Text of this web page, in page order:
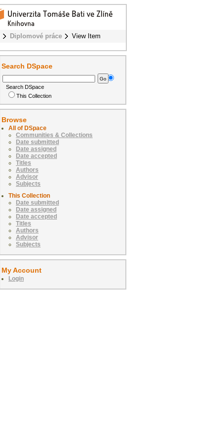
Diplomové práce View Item
Search DSpace
Search DSpace
This Collection
Browse
All of DSpace
Communities & Collections
Date submitted
Date assigned
Date accepted
Titles
Authors
Advisor
Subjects
This Collection
Date submitted
Date assigned
Date accepted
Titles
Authors
Advisor
Subjects
My Account
Login